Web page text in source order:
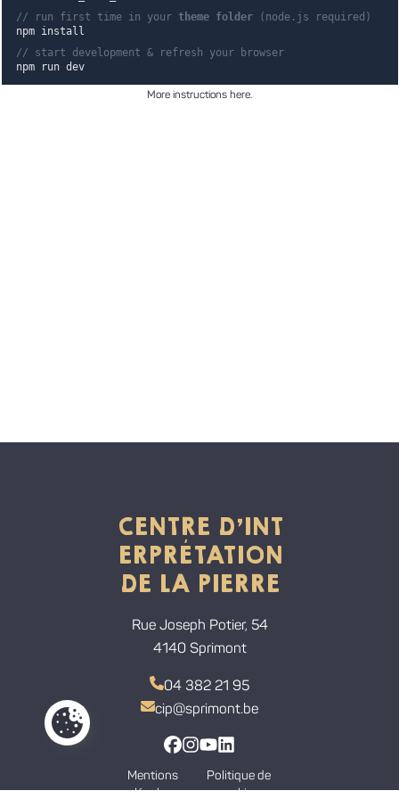
// run first time in your theme folder(node.js required)
npm install
// start development & refresh your browser
npm run dev
More instructions here.
CENTRE D'INT
ERPRÉTATION
DE LA PIERRE
Rue Joseph Potier, 54
4140 Sprimont
04 382 21 95
cip@sprimont.be
Mentions
légales
Politique de
cookies
Paramètres de cookies